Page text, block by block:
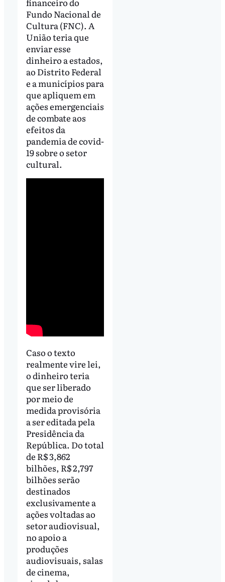
Fundo Nacional de
Cultura (FNC). A
União teria que
enviar esse
dinheiro a estados,
ao Distrito Federal
e a municípios para
que apliquem em
ações emergenciais
de combate aos
efeitos da
pandemia de covid-
19 sobre o setor
cultural.
Caso o texto
realmente vire lei,
o dinheiro teria
que ser liberado
por meio de
medida provisória
a ser editada pela
Presidência da
República. Do total
de R$ 3,862
bilhões, R$ 2,797
bilhões serão
destinados
exclusivamente a
ações voltadas ao
setor audiovisual,
no apoio a
produções
audiovisuais, salas
de cinema,